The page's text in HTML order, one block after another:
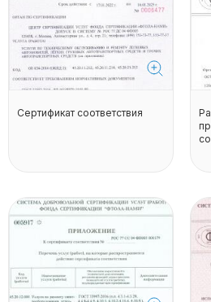
Сертификат соответствия